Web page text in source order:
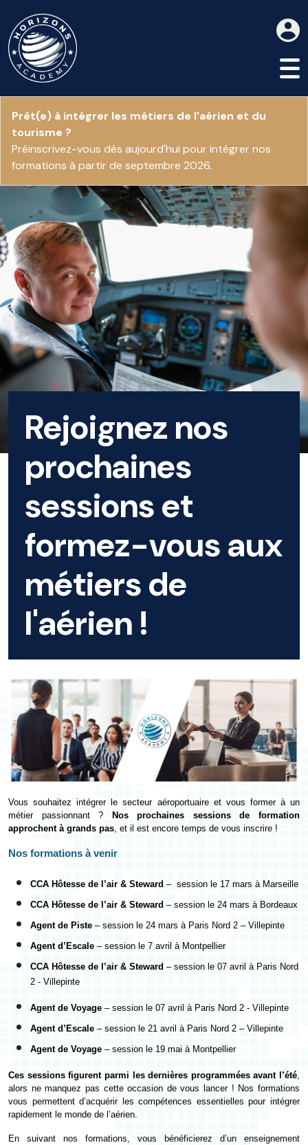
Prêt(e) à intégrer les métiers de l'aérien et du
tourisme ?
Préinscrivez-vous dès aujourd'hui pour intégrer nos
formations à partir de septembre 2026.
Rejoignez nos
prochaines
sessions et
formez-vous aux
métiers de
l'aérien !
Vous souhaitez intégrer le secteur aéroportuaire et vous former à un
métier passionnant ?
Nos prochaines sessions de formation
approchent à grands pas, et il est encore temps de vous inscrire !
Nos formations à venir
CCA Hôtesse de l’air & Steward – session le 17 mars à Marseille
CCA Hôtesse de l’air & Steward – session le 24 mars à Bordeaux
Agent de Piste – session le 24 mars à Paris Nord 2 – Villepinte
Agent d’Escale – session le 7 avril à Montpellier
CCA Hôtesse de l’air & Steward – session le 07 avril à Paris Nord
2 - Villepinte
Agent de Voyage – session le 07 avril à Paris Nord 2 - Villepinte
Agent d’Escale – session le 21 avril à Paris Nord 2 – Villepinte
Agent de Voyage – session le 19 mai à Montpellier
Ces sessions figurent parmi les dernières programmées avant l’été,
alors ne manquez pas cette occasion de vous lancer ! Nos formations
vous permettent d’acquérir les compétences essentielles pour intégrer
rapidement le monde de l’aérien.
En suivant nos formations, vous bénéficierez d’un enseignement